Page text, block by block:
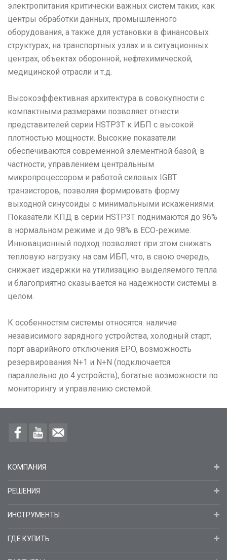
электропитания критически важных систем таких, как
центры обработки данных, промышленного
оборудования, а также для установки в финансовых
структурах, на транспортных узлах и в ситуационных
центрах, объектах оборонной, нефтехимической,
медицинской отрасли и т.д.
Высокоэффективная архитектура в совокупности с
компактными размерами позволяет отнести
представителей серии HSTP3T к ИБП с высокой
плотностью мощности. Высокие показатели
обеспечиваются современной элементной базой, в
частности, управлением центральным
микропроцессором и работой силовых IGBT
транзисторов, позволяя формировать форму
выходной синусоиды с минимальными искажениями.
Показатели КПД в серии HSTP3T поднимаются до 96%
в нормальном режиме и до 98% в ECO-режиме.
Инновационный подход позволяет при этом снижать
тепловую нагрузку на сам ИБП, что, в свою очередь,
снижает издержки на утилизацию выделяемого тепла
и благоприятно сказывается на надежности системы в
целом.
К особенностям системы относятся: наличие
независимого зарядного устройства, холодный старт,
порт аварийного отключения EPO, возможность
резервирования N+1 и N+N (подключается
параллельно до 4 устройств), богатые возможности по
мониторингу и управлению системой.
КОМПАНИЯ
РЕШЕНИЯ
ИНСТРУМЕНТЫ
ГДЕ КУПИТЬ